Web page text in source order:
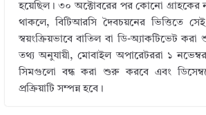
হয়েছিল। ৩০ অক্টোবরের পর কোনো গ্রাহকের
থাকলে, বিটিআরসি দৈবচয়নের ভিত্তিতে
স্বয়ংক্রিয়ভাবে বাতিল বা ডি-অ্যাকটিভেট
তথ্য অনুযায়ী, মোবাইল অপারেটররা ১
সিমগুলো বন্ধ করা শুরু করবে এবং
প্রক্রিয়াটি সম্পন্ন হবে।
← Previous
বেতন বৈষম্য দূরীকরণ ও ন্যায্য বেতন